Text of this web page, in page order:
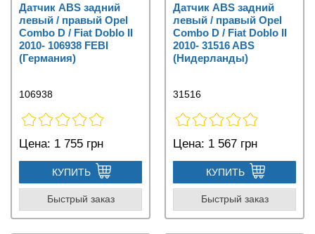
Датчик ABS задний
левый / правый Opel
Combo D / Fiat Doblo II
2010- 106938 FEBI
(Германия)
106938
Цена: 1 755 грн
КУПИТЬ
Быстрый заказ
Датчик ABS задний
левый / правый Opel
Combo D / Fiat Doblo II
2010- 31516 ABS
(Нидерланды)
31516
Цена: 1 567 грн
КУПИТЬ
Быстрый заказ